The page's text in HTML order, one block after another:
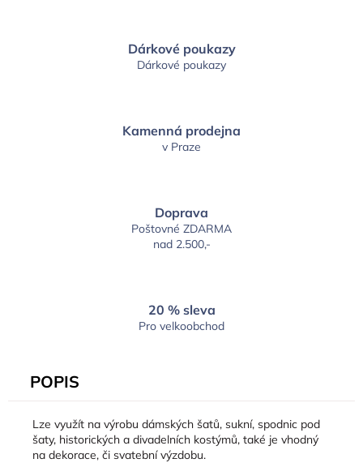
Dárkové poukazy
Dárkové poukazy
Kamenná prodejna
v Praze
Doprava
Poštovné ZDARMA
nad 2.500,-
20 % sleva
Pro velkoobchod
POPIS
Lze využít na výrobu dámských šatů, sukní, spodnic pod
šaty, historických a divadelních kostýmů, také je vhodný
na dekorace, či svatební výzdobu.